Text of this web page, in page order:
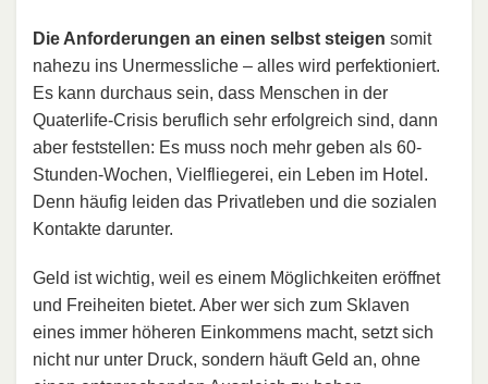
Die Anforderungen an einen selbst steigen somit
nahezu ins Unermessliche – alles wird perfektioniert.
Es kann durchaus sein, dass Menschen in der
Quaterlife-Crisis beruflich sehr erfolgreich sind, dann
aber feststellen: Es muss noch mehr geben als 60-
Stunden-Wochen, Vielfliegerei, ein Leben im Hotel.
Denn häufig leiden das Privatleben und die sozialen
Kontakte darunter.
Geld ist wichtig, weil es einem Möglichkeiten eröffnet
und Freiheiten bietet. Aber wer sich zum Sklaven
eines immer höheren Einkommens macht, setzt sich
nicht nur unter Druck, sondern häuft Geld an, ohne